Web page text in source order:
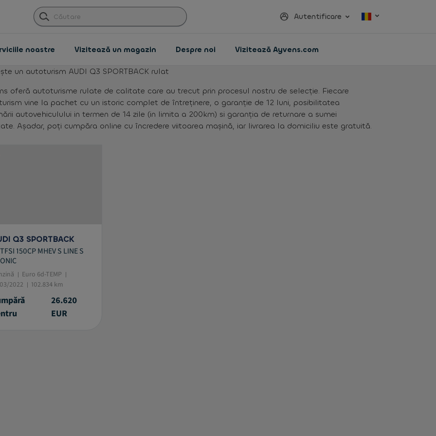
Autentificare
noastre Vizitează un magazin Despre noi Vizitează Ayvens.com
label.refinement.selected
un autoturism AUDI Q3 SPORTBACK rulat
oferă autoturisme rulate de calitate care au trecut prin procesul nostru de selecție. Fiecare
vine la pachet cu un istoric complet de întreținere, o garanție de 12 luni, posibilitatea
autovehiculului in termen de 14 zile (in limita a 200km) si garanția de returnare a sumei
Așadar, poți cumpăra online cu încredere viitoarea mașină, iar livrarea la domiciliu este gratuită.
Q3 SPORTBACK
150CP MHEV S LINE S
Euro 6d-TEMP
2022
102.834 km
26.620
EUR